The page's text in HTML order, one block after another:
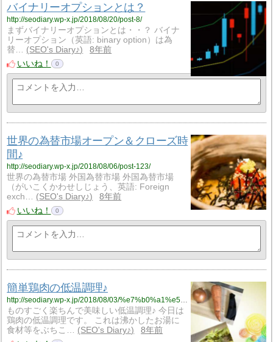
バイナリーオプションとは？
http://seodiary.wp-x.jp/2018/08/20/post-8/
まずバイナリーオプションとは・・？ バイナ
リーオプション（英語: binary option）は為
替…
SEO's Diary♪
8年前
いいね！
0
世界の為替市場オープン＆クローズ時
間♪
http://seodiary.wp-x.jp/2018/08/06/post-123/
世界の為替市場 外国為替市場 外国為替市場
（がいこくかわせしじょう、英語: Foreign
exch…
SEO's Diary♪
8年前
いいね！
0
簡単鶏肉の低温調理♪
ものすごく楽ちんで美味しい低温調理♪ 今日は
鶏肉の低温調理です。 これは沸かしたお湯に
食材等をぶちこ…
SEO's Diary♪
8年前